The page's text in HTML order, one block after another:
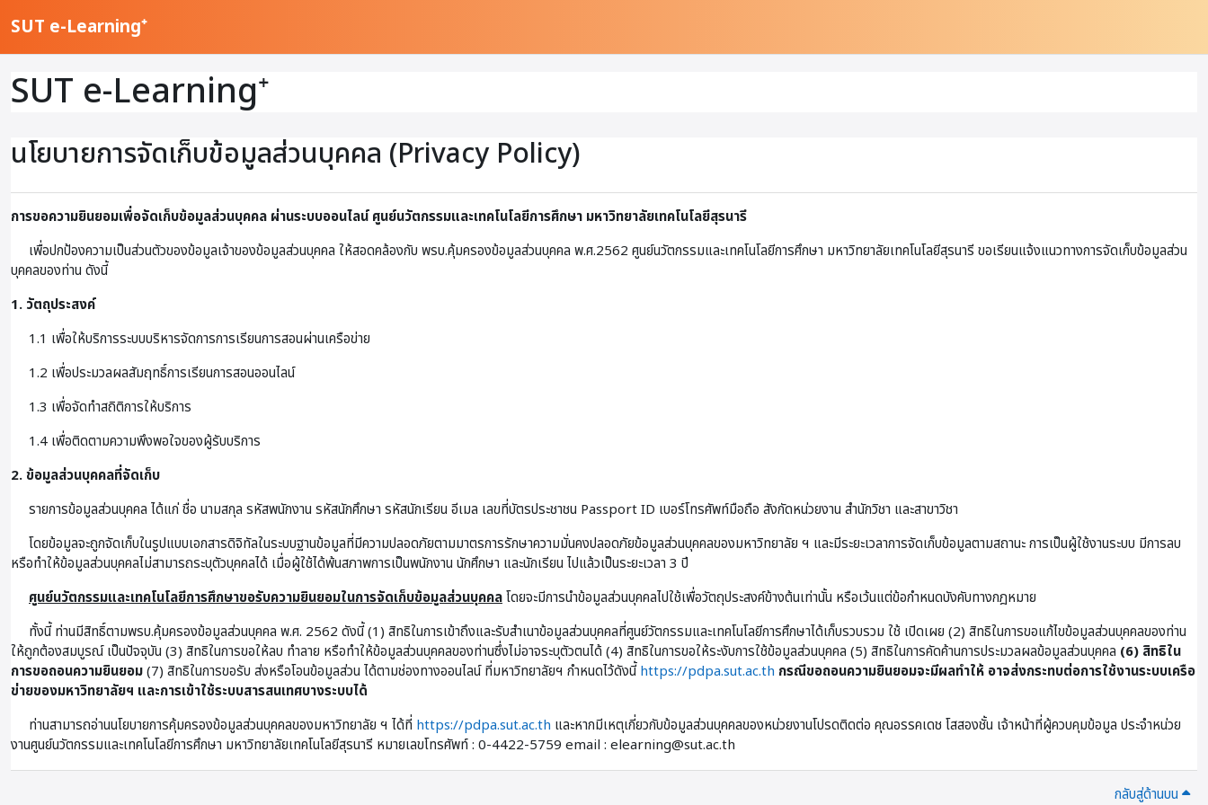
SUT e-Learning⁺
SUT e-Learning⁺
นโยบายการจัดเก็บข้อมูลส่วนบุคคล (Privacy Policy)
การขอความยินยอมเพื่อจัดเก็บข้อมูลส่วนบุคคล ผ่านระบบออนไลน์ศูนย์นวัตกรรมและเทคโนโลยีการศึกษา มหาวิทยาลัยเทคโนโลยีสุรนารี
เพื่อปกป้องความเป็นส่วนตัวของข้อมูลเจ้าของข้อมูลส่วนบุคคล ให้สอดคล้องกับ พรบ.คุ้มครองข้อมูลส่วนบุคคล พ.ศ.2562 ศูนย์นวัตกรรมและเทคโนโลยีการศึกษา มหาวิทยาลัยเทคโนโลยีสุรนารี ขอเรียนแจ้งแนวทางการจัดเก็บข้อมูลส่วน
บุคคลของท่าน ดังนี้
1. วัตถุประสงค์
1.1 เพื่อให้บริการระบบบริหารจัดการการเรียนการสอนผ่านเครือข่าย
1.2 เพื่อประมวลผลสัมฤทธิ์การเรียนการสอนออนไลน์
1.3 เพื่อจัดทำสถิติการให้บริการ
1.4 เพื่อติดตามความพึงพอใจของผู้รับบริการ
2. ข้อมูลส่วนบุคคลที่จัดเก็บ
รายการข้อมูลส่วนบุคคล ได้แก่ ชื่อ นามสกุล รหัสพนักงาน รหัสนักศึกษา รหัสนักเรียน อีเมล เลขที่บัตรประชาชน Passport ID เบอร์โทรศัพท์มือถือ สังกัดหน่วยงาน สำนักวิชา และสาขาวิชา
โดยข้อมูลจะถูกจัดเก็บในรูปแบบเอกสารดิจิทัลในระบบฐานข้อมูลที่มีความปลอดภัยตามมาตรการรักษาความมั่นคงปลอดภัยข้อมูลส่วนบุคคลของมหาวิทยาลัย ฯ และมีระยะเวลาการจัดเก็บข้อมูลตามสถานะ การเป็นผู้ใช้งานระบบ มีการลบ
หรือทำให้ข้อมูลส่วนบุคคลไม่สามารถระบุตัวบุคคลได้ เมื่อผู้ใช้ได้พ้นสภาพการเป็นพนักงาน นักศึกษา และนักเรียน ไปแล้วเป็นระยะเวลา 3 ปี
ศูนย์นวัตกรรมและเทคโนโลยีการศึกษาขอรับความยินยอมในการจัดเก็บข้อมูลส่วนบุคคลโดยจะมีการนำข้อมูลส่วนบุคคลไปใช้เพื่อวัตถุประสงค์ข้างต้นเท่านั้น หรือเว้นแต่ข้อกำหนดบังคับทางกฎหมาย
ทั้งนี้ ท่านมีสิทธิ์ตามพรบ.คุ้มครองข้อมูลส่วนบุคคล พ.ศ. 2562 ดังนี้ (1) สิทธิในการเข้าถึงและรับสำเนาข้อมูลส่วนบุคคลที่ศูนย์วัตกรรมและเทคโนโลยีการศึกษาได้เก็บรวบรวม ใช้ เปิดเผย (2) สิทธิในการขอแก้ไขข้อมูลส่วนบุคคลของท่าน
ให้ถูกต้องสมบูรณ์ เป็นปัจจุบัน (3) สิทธิในการขอให้ลบ ทำลาย หรือทำให้ข้อมูลส่วนบุคคลของท่านซึ่งไม่อาจระบุตัวตนได้ (4) สิทธิในการขอให้ระงับการใช้ข้อมูลส่วนบุคคล (5) สิทธิในการคัดค้านการประมวลผลข้อมูลส่วนบุคคล (6) สิทธิใน
การขอถอนความยินยอม(7) สิทธิในการขอรับ ส่งหรือโอนข้อมูลส่วน ได้ตามช่องทางออนไลน์ ที่มหาวิทยาลัยฯ กำหนดไว้ดังนี้ https://pdpa.sut.ac.th กรณีขอถอนความยินยอมจะมีผลทำให้ อาจส่งกระทบต่อการใช้งานระบบเครือ
ข่ายของมหาวิทยาลัยฯ และการเข้าใช้ระบบสารสนเทศบางระบบได้
ท่านสามารถอ่านนโยบายการคุ้มครองข้อมูลส่วนบุคคลของมหาวิทยาลัย ฯ ได้ที่ https://pdpa.sut.ac.th และหากมีเหตุเกี่ยวกับข้อมูลส่วนบุคคลของหน่วยงานโปรดติดต่อ คุณอรรคเดช โสสองชั้น เจ้าหน้าที่ผู้ควบคุมข้อมูล ประจําหน่วย
งานศูนย์นวัตกรรมและเทคโนโลยีการศึกษา มหาวิทยาลัยเทคโนโลยีสุรนารี หมายเลขโทรศัพท์ : 0-4422-5759 email : elearning@sut.ac.th
กลับสู่ด้านบน